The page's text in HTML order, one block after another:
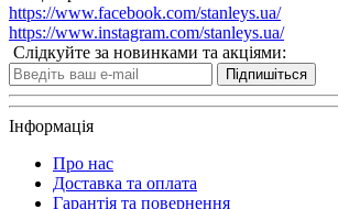
https://www.facebook.com/stanleys.ua/
https://www.instagram.com/stanleys.ua/
Слідкуйте за новинками та акціями:
Підпишіться
Інформація
Про нас
Доставка та оплата
Гарантія та повернення